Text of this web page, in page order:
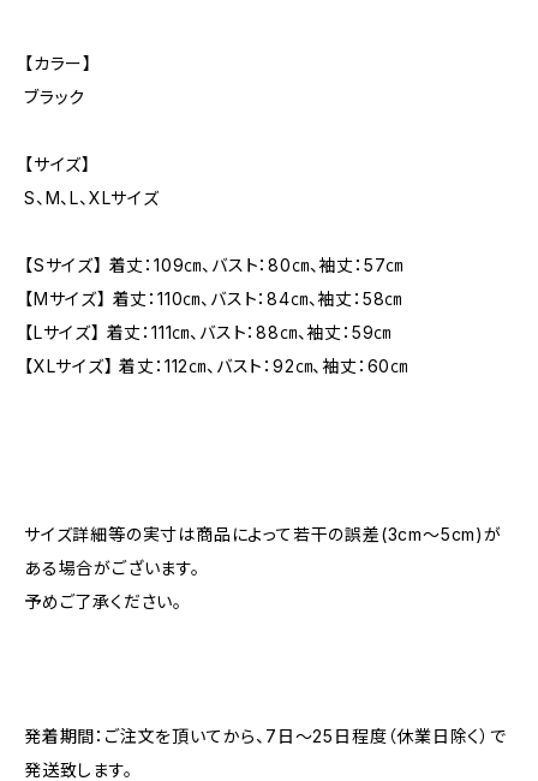
【カラー】
ブラック
【サイズ】
S、M、L、XLサイズ
【Sサイズ】 着丈：109㎝、バスト：80㎝、袖丈：57㎝
【Mサイズ】 着丈：110㎝、バスト：84㎝、袖丈：58㎝
【Lサイズ】 着丈：111㎝、バスト：88㎝、袖丈：59㎝
【XLサイズ】 着丈：112㎝、バスト：92㎝、袖丈：60㎝
サイズ詳細等の実寸は商品によって若干の誤差(3cm〜5cm)が
ある場合がございます。
予めご了承ください。
発着期間：ご注文を頂いてから、7日〜25日程度（休業日除く）で
発送致します。